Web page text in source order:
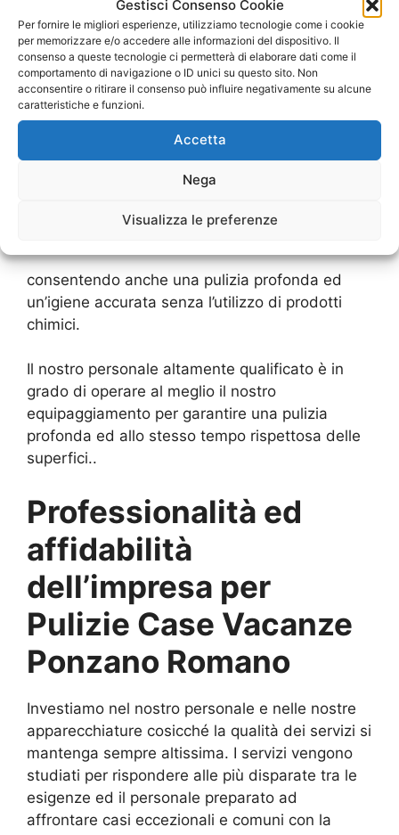
Gestisci Consenso Cookie
Per fornire le migliori esperienze, utilizziamo tecnologie come i cookie
per memorizzare e/o accedere alle informazioni del dispositivo. Il
consenso a queste tecnologie ci permetterà di elaborare dati come il
comportamento di navigazione o ID unici su questo sito. Non
acconsentire o ritirare il consenso può influire negativamente su alcune
caratteristiche e funzioni.
Accetta
Nega
Visualizza le preferenze
nulla se non acqua e lascia una superficie
perfettamente pulita ed anche igienizzata (il
calore trasmesso dal vapore uccide all’istante
tutti i batteri, funghi ed altri microorganismi).
Una comune operazione di pulizia si svolge
infatti in quattro fasi consecutive (lavaggio con
chimiche varie, risciacquo ed infine asciugatura)
mentre i processi di pulizie a vapore sono assai
consentendo anche una pulizia profonda ed
un’igiene accurata senza l’utilizzo di prodotti
chimici.
Il nostro personale altamente qualificato è in
grado di operare al meglio il nostro
equipaggiamento per garantire una pulizia
profonda ed allo stesso tempo rispettosa delle
superfici..
Professionalità ed
affidabilità
dell’impresa per
Pulizie Case Vacanze
Ponzano Romano
Investiamo nel nostro personale e nelle nostre
apparecchiature cosicché la qualità dei servizi si
mantenga sempre altissima. I servizi vengono
studiati per rispondere alle più disparate tra le
esigenze ed il personale preparato ad
affrontare casi eccezionali e comuni con la